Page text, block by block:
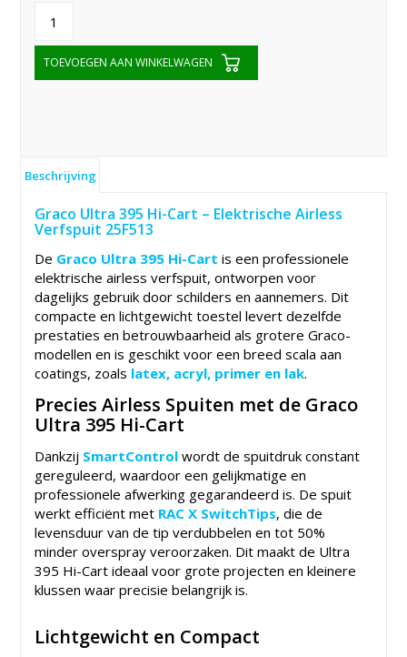
€3.980,00. €2.795,00.
TOEVOEGEN AAN WINKELWAGEN
Beschrijving
Graco Ultra 395 Hi-Cart – Elektrische Airless
Verfspuit 25F513
De Graco Ultra 395 Hi-Cart is een professionele
elektrische airless verfspuit, ontworpen voor
dagelijks gebruik door schilders en aannemers. Dit
compacte en lichtgewicht toestel levert dezelfde
prestaties en betrouwbaarheid als grotere Graco-
modellen en is geschikt voor een breed scala aan
coatings, zoals latex, acryl, primer en lak.
Precies Airless Spuiten met de Graco
Ultra 395 Hi-Cart
Dankzij SmartControl wordt de spuitdruk constant
gereguleerd, waardoor een gelijkmatige en
professionele afwerking gegarandeerd is. De spuit
werkt efficiënt met RAC X SwitchTips, die de
levensduur van de tip verdubbelen en tot 50%
minder overspray veroorzaken. Dit maakt de Ultra
395 Hi-Cart ideaal voor grote projecten en kleinere
klussen waar precisie belangrijk is.
Lichtgewicht en Compact